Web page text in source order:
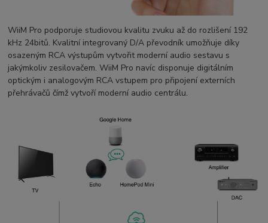
WiiM Pro podporuje studiovou kvalitu zvuku až do rozlišení 192
kHz 24bitů. Kvalitní integrovaný D/A převodník umožňuje díky
osazeným RCA výstupům vytvořit moderní audio sestavu s
jakýmkoliv zesilovačem. WiiM Pro navíc disponuje digitálním
optickým i analogovým RCA vstupem pro připojení externích
přehrávačů čímž vytvoří moderní audio centrálu.